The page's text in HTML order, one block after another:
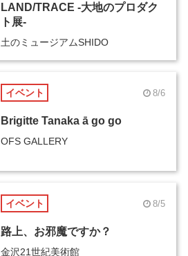
LAND/TRACE -大地のプロダク
ト展-
土のミュージアムSHIDO
イベント 8/6
Brigitte Tanaka ā go go
OFS GALLERY
イベント 8/5
路上、お邪魔ですか？
金沢21世紀美術館